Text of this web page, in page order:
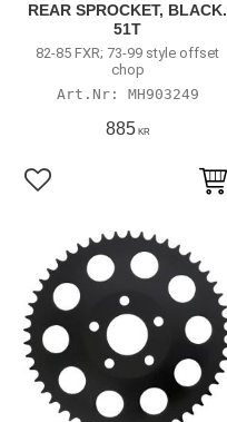
REAR SPROCKET, BLACK.
51T
82-85 FXR; 73-99 style offset
chop
MH903249
885KR
Lägg till i favoriter